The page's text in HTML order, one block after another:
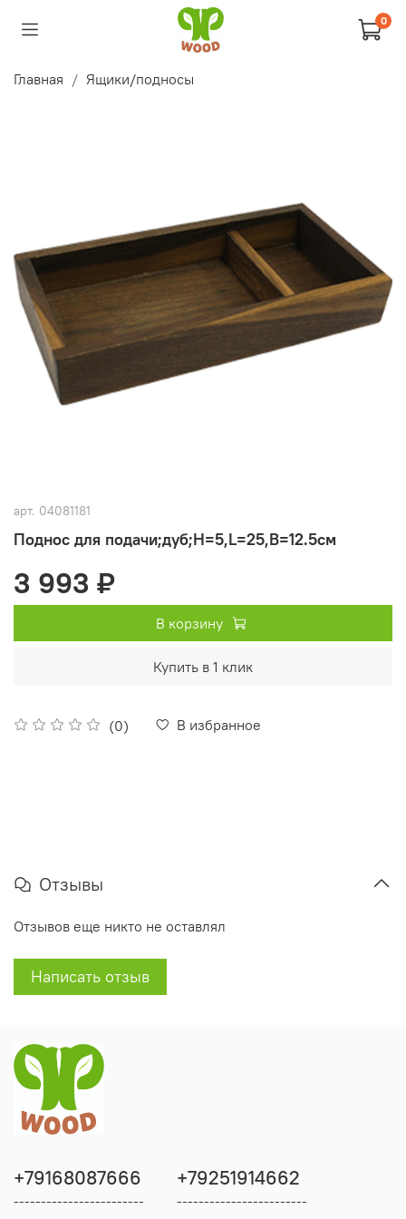
0
Главная Ящики/подносы
арт. 04081181
Поднос для подачи;дуб;H=5,L=25,B=12.5см
(0) В избранное
3 993 ₽
В корзину
Купить в 1 клик
Отзывы
Отзывов еще никто не оставлял
Написать отзыв
+79168087666
------------------------
+79251914662
------------------------